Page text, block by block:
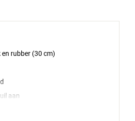
rubber (30 cm)
aan